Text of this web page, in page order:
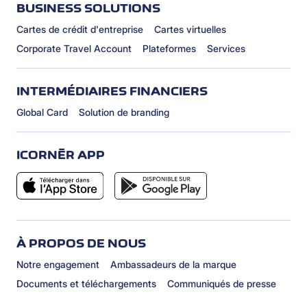
BUSINESS SOLUTIONS
Cartes de crédit d'entreprise
Cartes virtuelles
Corporate Travel Account
Plateformes Services
INTERMÉDIAIRES FINANCIERS
Global Card Solution de branding
ICORNÈR APP
À PROPOS DE NOUS
Notre engagement
Ambassadeurs de la marque
Documents et téléchargements
Communiqués de presse